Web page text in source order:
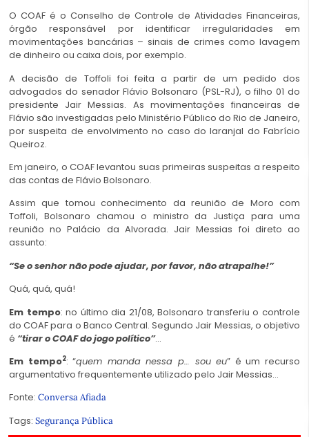
O COAF é o Conselho de Controle de Atividades Financeiras,
órgão responsável por identificar irregularidades em
movimentações bancárias – sinais de crimes como lavagem
de dinheiro ou caixa dois, por exemplo.
A decisão de Toffoli foi feita a partir de um pedido dos
advogados do senador Flávio Bolsonaro (PSL-RJ), o filho 01 do
presidente Jair Messias. As movimentações financeiras de
Flávio são investigadas pelo Ministério Público do Rio de Janeiro,
por suspeita de envolvimento no caso do laranjal do Fabrício
Queiroz.
Em janeiro, o COAF levantou suas primeiras suspeitas a respeito
das contas de Flávio Bolsonaro.
Assim que tomou conhecimento da reunião de Moro com
Toffoli, Bolsonaro chamou o ministro da Justiça para uma
reunião no Palácio da Alvorada. Jair Messias foi direto ao
assunto:
“Se o senhor não pode ajudar, por favor, não atrapalhe!”
Quá, quá, quá!
Em tempo: no último dia 21/08, Bolsonaro transferiu o controle
do COAF para o Banco Central. Segundo Jair Messias, o objetivo
é “tirar o COAF do jogo político”…
Em tempo2: “quem manda nessa p… sou eu” é um recurso
argumentativo frequentemente utilizado pelo Jair Messias…
Fonte: Conversa Afiada
Tags: Segurança Pública